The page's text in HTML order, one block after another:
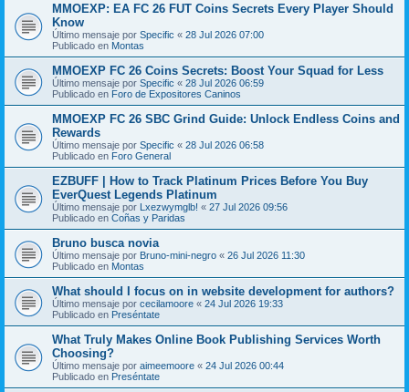
MMOEXP: EA FC 26 FUT Coins Secrets Every Player Should
Know
Último mensaje por Specific « 28 Jul 2026 07:00
Publicado en Montas
MMOEXP FC 26 Coins Secrets: Boost Your Squad for Less
Último mensaje por Specific « 28 Jul 2026 06:59
Publicado en Foro de Expositores Caninos
MMOEXP FC 26 SBC Grind Guide: Unlock Endless Coins and
Rewards
Último mensaje por Specific « 28 Jul 2026 06:58
Publicado en Foro General
EZBUFF | How to Track Platinum Prices Before You Buy
EverQuest Legends Platinum
Último mensaje por Lxezwymglb! « 27 Jul 2026 09:56
Publicado en Coñas y Paridas
Bruno busca novia
Último mensaje por Bruno-mini-negro « 26 Jul 2026 11:30
Publicado en Montas
What should I focus on in website development for authors?
Último mensaje por cecilamoore « 24 Jul 2026 19:33
Publicado en Preséntate
What Truly Makes Online Book Publishing Services Worth
Choosing?
Último mensaje por aimeemoore « 24 Jul 2026 00:44
Publicado en Preséntate